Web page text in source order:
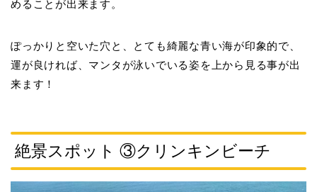
めることが出来ます。
ぽっかりと空いた穴と、とても綺麗な青い海が印象的で、
運が良ければ、マンタが泳いでいる姿を上から見る事が出
来ます！
絶景スポット ③クリンキンビーチ